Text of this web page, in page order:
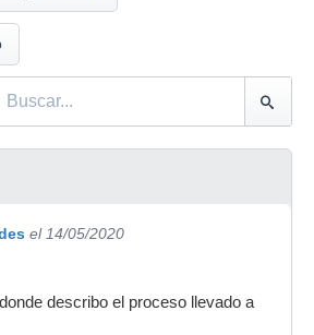
el 14/05/2020
describo el proceso llevado a